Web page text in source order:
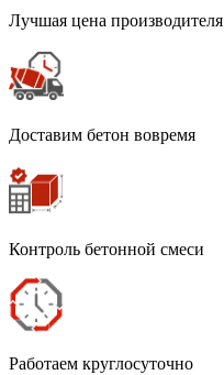
Лучшая цена производителя
Доставим бетон вовремя
Контроль бетонной смеси
Работаем круглосуточно